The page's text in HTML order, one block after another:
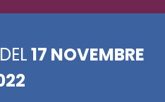
17 NOVEMBRE